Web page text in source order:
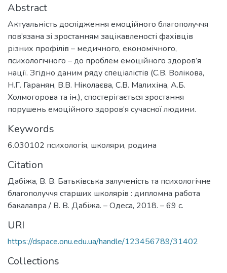
Abstract
Актуальність дослідження емоційного благополуччя
пов’язана зі зростанням зацікавленості фахівців
різних профілів – медичного, економічного,
психологічного – до проблем емоційного здоров’я
нації. Згідно даним ряду спеціалістів (С.В. Волікова,
Н.Г. Гаранян, В.В. Ніколаєва, С.В. Малихіна, А.Б.
Холмогорова та ін.), спостерігається зростання
порушень емоційного здоров’я сучасної людини.
Keywords
6.030102 психологія, школяри, родина
Citation
Дабіжа, В. В. Батьківська залученість та психологічне
благополуччя старших школярів : дипломна работа
бакалавра / В. В. Дабіжа. – Одеса, 2018. – 69 с.
URI
https://dspace.onu.edu.ua/handle/123456789/31402
Collections